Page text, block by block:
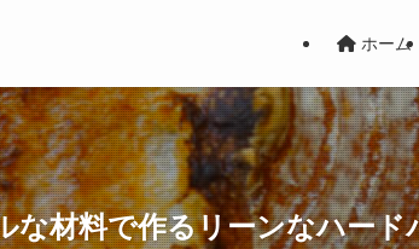
ホーム
な材料で作るリーンなハード